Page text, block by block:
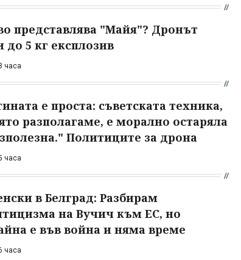
представлява "Майя"? Дронът
до 5 кг експлозив
часа
е проста: съветската техника,
разполагаме, е морално остаряла
Политиците за дрона
часа
в Белград: Разбирам
на Вучич към ЕС, но
е във война и няма време
часа